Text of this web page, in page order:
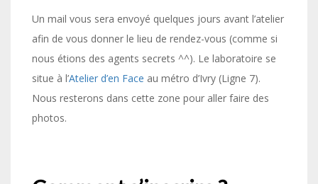
Un mail vous sera envoyé quelques jours avant l’atelier
afin de vous donner le lieu de rendez-vous (comme si
nous étions des agents secrets ^^). Le laboratoire se
situe à l’Atelier d’en Face au métro d’Ivry (Ligne 7).
Nous resterons dans cette zone pour aller faire des
photos.